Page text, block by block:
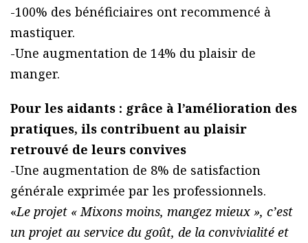
-100% des bénéficiaires ont recommencé à
mastiquer.
-Une augmentation de 14% du plaisir de
manger.
Pour les aidants : grâce à l’amélioration des
pratiques, ils contribuent au plaisir
retrouvé de leurs convives
-Une augmentation de 8% de satisfaction
générale exprimée par les professionnels.
«Le projet « Mixons moins, mangez mieux », c’est
un projet au service du goût, de la convivialité et